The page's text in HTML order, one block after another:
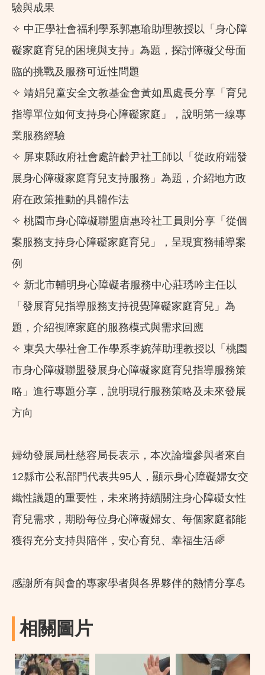
驗與成果
✧ 中正學社會福利學系郭惠瑜助理教授以「身心障
礙家庭育兒的困境與支持」為題，探討障礙父母面
臨的挑戰及服務可近性問題
✧ 靖娟兒童安全文教基金會黃如凰處長分享「育兒
指導單位如何支持身心障礙家庭」，說明第一線專
業服務經驗
✧ 屏東縣政府社會處許齡尹社工師以「從政府端發
展身心障礙家庭育兒支持服務」為題，介紹地方政
府在政策推動的具體作法
✧ 桃園市身心障礙聯盟唐惠玲社工員則分享「從個
案服務支持身心障礙家庭育兒」，呈現實務輔導案
例
✧ 新北市輔明身心障礙者服務中心莊琇吟主任以
「發展育兒指導服務支持視覺障礙家庭育兒」為
題，介紹視障家庭的服務模式與需求回應
✧ 東吳大學社會工作學系李婉萍助理教授以「桃園
市身心障礙聯盟發展身心障礙家庭育兒指導服務策
略」進行專題分享，說明現行服務策略及未來發展
方向
婦幼發展局杜慈容局長表示，本次論壇參與者來自
12縣市公私部門代表共95人，顯示身心障礙婦女交
織性議題的重要性，未來將持續關注身心障礙女性
育兒需求，期盼每位身心障礙婦女、每個家庭都能
獲得充分支持與陪伴，安心育兒、幸福生活🌈
感謝所有與會的專家學者與各界夥伴的熱情分享💪
相關圖片